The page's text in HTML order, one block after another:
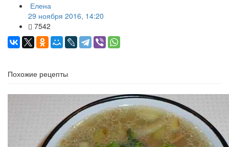
Елена
29 ноября 2016, 14:20
7542
Похожие рецепты